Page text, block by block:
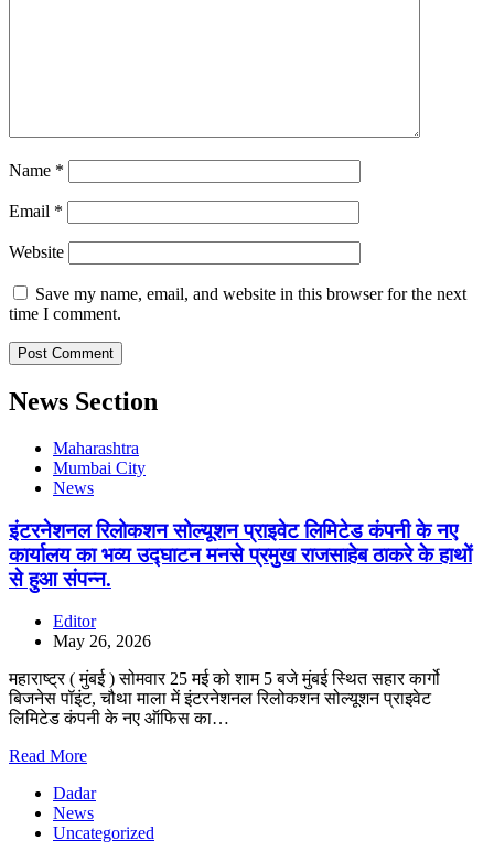
Name *
Email *
Website
Save my name, email, and website in this browser for the next
time I comment.
News Section
Maharashtra
Mumbai City
News
इंटरनेशनल रिलोकशन सोल्यूशन प्राइवेट लिमिटेड कंपनी के नए
कार्यालय का भव्य उद्घाटन मनसे प्रमुख राजसाहेब ठाकरे के हाथों
से हुआ संपन्न.
Editor
May 26, 2026
महाराष्ट्र ( मुंबई ) सोमवार 25 मई को शाम 5 बजे मुंबई स्थित सहार कार्गो
बिजनेस पॉइंट, चौथा माला में इंटरनेशनल रिलोकशन सोल्यूशन प्राइवेट
लिमिटेड कंपनी के नए ऑफिस का…
Read More
Dadar
News
Uncategorized